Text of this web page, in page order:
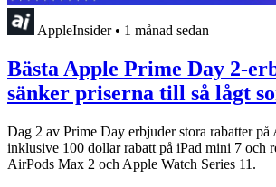
AppleInsider • 1 månad sedan
Bästa Apple Prime Day 2-
sänker priserna till så lågt
Dag 2 av Prime Day erbjuder stora rabatter på
inklusive 100 dollar rabatt på iPad mini 7 och
AirPods Max 2 och Apple Watch Series 11.